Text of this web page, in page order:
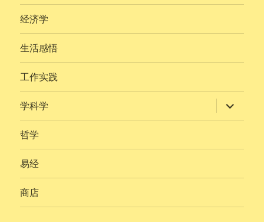
经济学
生活感悟
工作实践
学科学 展
开
子
哲学
易经
商店